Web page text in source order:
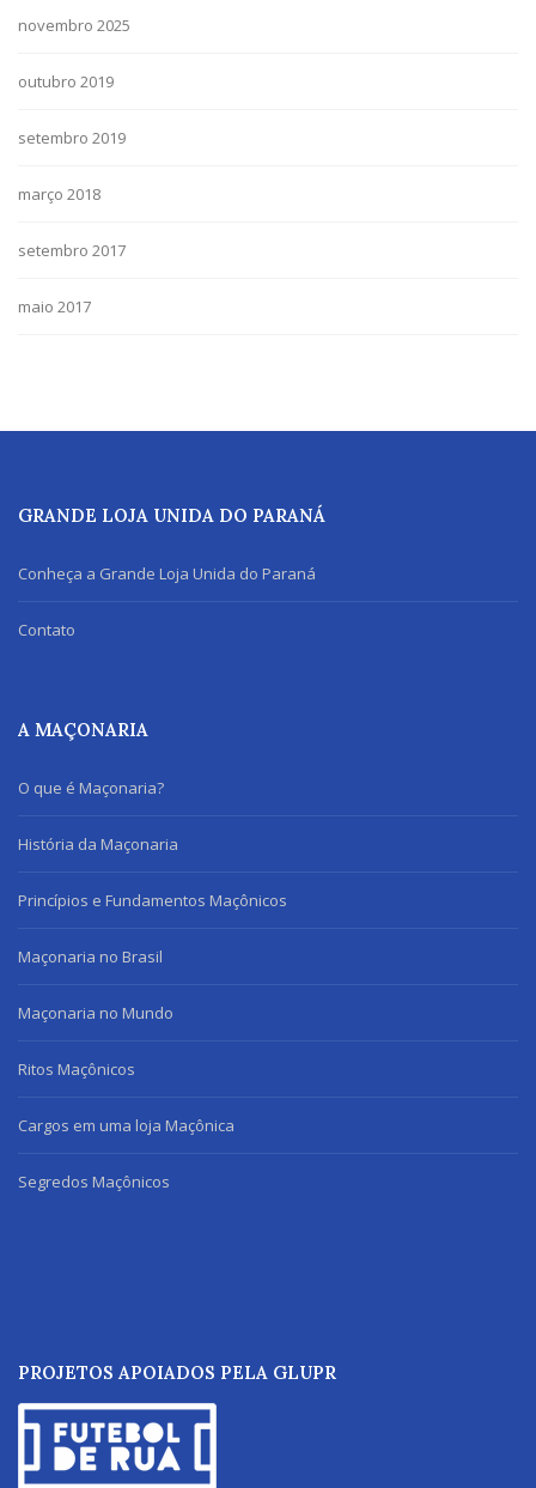
novembro 2025
outubro 2019
setembro 2019
março 2018
setembro 2017
maio 2017
GRANDE LOJA UNIDA DO PARANÁ
Conheça a Grande Loja Unida do Paraná
Contato
A MAÇONARIA
O que é Maçonaria?
História da Maçonaria
Princípios e Fundamentos Maçônicos
Maçonaria no Brasil
Maçonaria no Mundo
Ritos Maçônicos
Cargos em uma loja Maçônica
Segredos Maçônicos
PROJETOS APOIADOS PELA GLUPR